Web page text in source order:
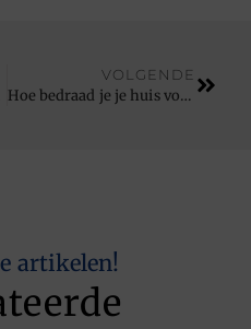
VOLGENDE
Hoe bedraad je je huis voor elektriciteit?
artikelen!